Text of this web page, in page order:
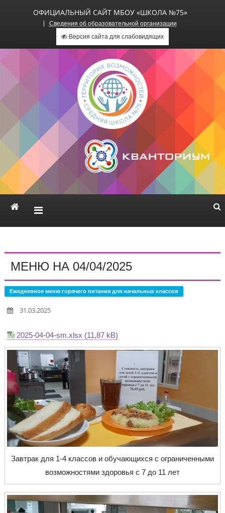
ОФИЦИАЛЬНЫЙ САЙТ МБОУ «ШКОЛА №75»
Сведения об образовательной организации
Версия сайта для слабовидящих
Официальный сайт МБОУ
«Школа №75»
МЕНЮ НА 04/04/2025
Ежедневное меню горячего питания для начальных классов
31.03.2025
2025-04-04-sm.xlsx
Завтрак для 1-4 классов и обучающихся с ограниченными
возможностями здоровья с 7 до 11 лет